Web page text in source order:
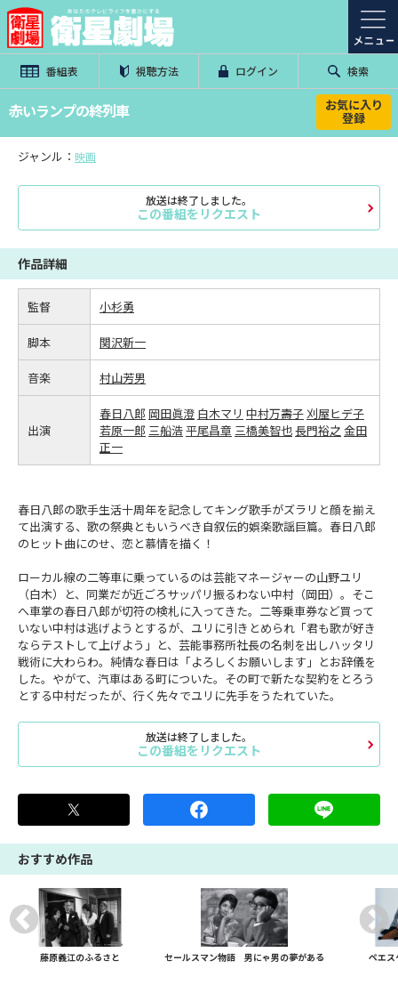
番組表 視聴方法 ログイン 検索
赤いランプの終列車 お気に入り
登録
ジャンル： 映画
放送は終了しました。
この番組をリクエスト
作品詳細
監督 小杉勇
脚本 関沢新一
音楽 村山芳男
出演
春日八郎 岡田眞澄 白木マリ 中村万壽子刈屋ヒデ子
若原一郎 三船浩平尾昌章 三橋美智也長門裕之 金田
正一
春日八郎の歌手生活十周年を記念してキング歌手がズラリと顔を揃え
て出演する、歌の祭典ともいうべき自叙伝的娯楽歌謡巨篇。春日八郎
のヒット曲にのせ、恋と慕情を描く！
ローカル線の二等車に乗っているのは芸能マネージャーの山野ユリ
（白木）と、同業だが近ごろサッパリ振るわない中村（岡田）。そこ
へ車掌の春日八郎が切符の検札に入ってきた。二等乗車券など買って
いない中村は逃げようとするが、ユリに引きとめられ「君も歌が好き
ならテストして上げよう」と、芸能事務所社長の名刺を出しハッタリ
戦術に大わらわ。純情な春日は「よろしくお願いします」とお辞儀を
した。やがて、汽車はある町についた。その町で新たな契約をとろう
とする中村だったが、行く先々でユリに先手をうたれていた。
放送は終了しました。
この番組をリクエスト
おすすめ作品
藤原義江のふるさと セールスマン物語 男にゃ男の夢がある ペエス